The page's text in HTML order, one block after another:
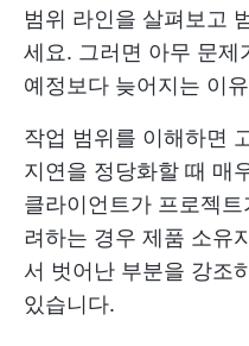
범위 라인을 살펴보고
세요. 그러면 아무 문제
예정보다 늦어지는 이
작업 범위를 이해하면
지연을 정당화할 때 매
클라이언트가 프로젝
려하는 경우 제품 소유
서 벗어난 부분을 강조
있습니다.